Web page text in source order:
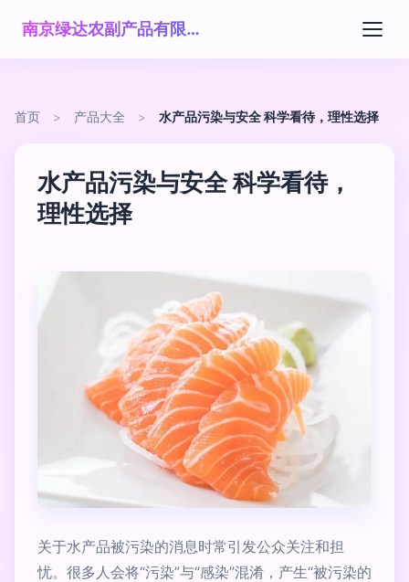
南京绿达农副产品有限公司
首页 > 产品大全 > 水产品污染与安全 科学看待，理性选择
水产品污染与安全 科学看待，
理性选择
关于水产品被污染的消息时常引发公众关注和担
忧。很多人会将“污染”与“感染”混淆，产生“被污染的